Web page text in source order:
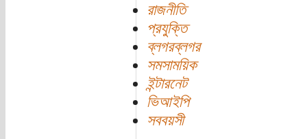
রাজনীতি
প্রযুক্তি
ব্লগরব্লগর
সমসাময়িক
ইন্টারনেট
ভিআইপি
সববয়সী